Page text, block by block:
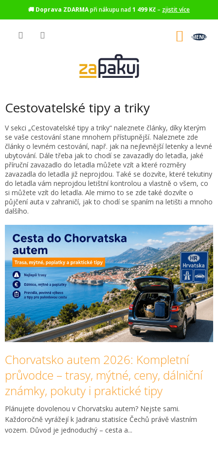
🚚 Doprava ZDARMApři nákupu nad1 499 Kč – zjistit více
Cestovatelské tipy a triky
V sekci „Cestovatelské tipy a triky“ naleznete články, díky kterým
se vaše cestování stane mnohem přístupnější. Naleznete zde
články o levném cestování, např. jak na nejlevnější letenky a levné
ubytování. Dále třeba jak to chodí se zavazadly do letadla, jaké
příruční zavazadlo do letadla můžete vzít a které rozměry
zavazadla do letadla již neprojdou. Také se dozvíte, které tekutiny
do letadla vám neprojdou letištní kontrolou a vlastně o všem, co
si můžete vzít do letadla. Ale mimo to se zde také dozvíte o
půjčení auta v zahraničí, jak to chodí se spaním na letišti a mnoho
dalšího.
V
ý
i
s
l
á
n
k
ů
Chorvatsko autem 2026: Kompletní
průvodce – trasy, mýtné, ceny, dálniční
známky, pokuty i praktické tipy
Plánujete dovolenou v Chorvatsku autem? Nejste sami.
Každoročně vyrážejí k Jadranu statisíce Čechů právě vlastním
vozem. Důvod je jednoduchý – cesta a...